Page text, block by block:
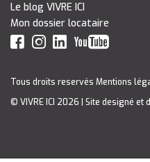
Le blog VIVRE ICI
Mon dossier locataire
Tous droits reservés Mentions
© VIVRE ICI 2026
| Site designé et